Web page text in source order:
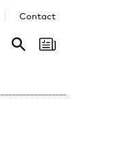
Contact
Search